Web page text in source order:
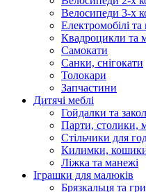
Велосипеди 3-х
Електромобілі та
Квадроцикли та
Самокати
Санки, снігокати
Толокари
Запчастини
Дитячі меблі
Гойдалки та
Парти, столики,
Стільчики для
Килимки,
Ліжка та манежі
Іграшки для малюків
Брязкальця та